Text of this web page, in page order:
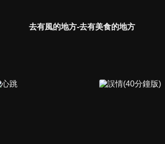
去有風的地方-去有美食的地方